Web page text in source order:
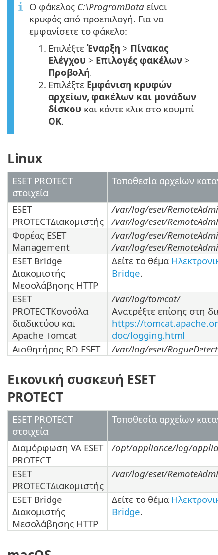
Ο φάκελος C:\ProgramData είναι
κρυφός από προεπιλογή. Για να
εμφανίσετε το φάκελο:
1. Επιλέξτε Έναρξη > Πίνακας
Ελέγχου > Επιλογές φακέλων >
Προβολή.
2. Επιλέξτε Εμφάνιση κρυφών
αρχείων, φακέλων και μονάδων
δίσκου και κάντε κλικ στο κουμπί
OK.
Linux
ESET PROTECT
στοιχεία
Τοποθεσία αρχείων
ESET
PROTECTΔιακομιστής
/var/log/eset/
/var/log/eset/
Φορέας ESET
Management
/var/log/eset/
/var/log/eset/
ESET Bridge
Διακομιστής
Μεσολάβησης HTTP
Δείτε το θέμα
Bridge.
ESET
PROTECTΚονσόλα
διαδικτύου και
Apache Tomcat
/var/log/tomcat/
Ανατρέξτε επίσης στη
https://
doc/logging.html
Αισθητήρας RD ESET
/var/log/eset/
Εικονική συσκευή ESET
PROTECT
ESET PROTECT
στοιχεία
Τοποθεσία αρχείων
Διαμόρφωση VA ESET
PROTECT
/opt/appliance/log/
ESET
PROTECTΔιακομιστής
/var/log/eset/
ESET Bridge
Διακομιστής
Μεσολάβησης HTTP
Δείτε το θέμα
Bridge.